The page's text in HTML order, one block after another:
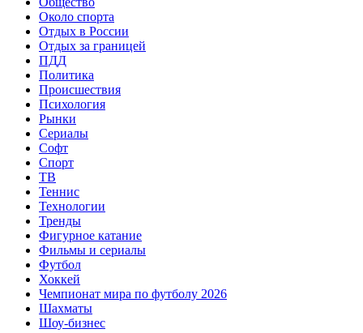
Около спорта
Отдых в России
Отдых за границей
ПДД
Политика
Происшествия
Психология
Рынки
Сериалы
Софт
Спорт
ТВ
Теннис
Технологии
Тренды
Фигурное катание
Фильмы и сериалы
Футбол
Хоккей
Чемпионат мира по футболу 2026
Шахматы
Шоу-бизнес